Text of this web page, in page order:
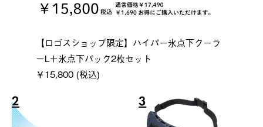
【ロゴスショップ限定】ハイパー氷点下クーラ
ーL＋氷点下パック2枚セット
￥15,800 (税込)
2 3